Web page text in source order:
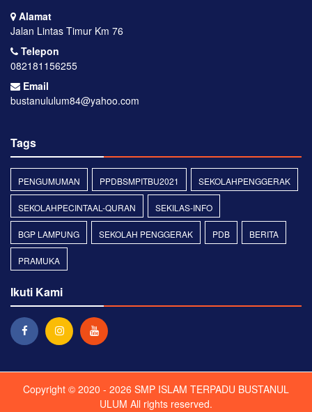
Alamat
Jalan Lintas Timur Km 76
Telepon
082181156255
Email
bustanululum84@yahoo.com
Tags
PENGUMUMAN PPDBSMPITBU2021 SEKOLAHPENGGERAK
SEKOLAHPECINTAAL-QURAN SEKILAS-INFO
BGP LAMPUNG SEKOLAH PENGGERAK PDB BERITA
PRAMUKA
Ikuti Kami
Copyright © 2020 - 2026 SMP ISLAM TERPADU BUSTANUL
ULUM All rights reserved.